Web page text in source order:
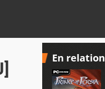
En relation